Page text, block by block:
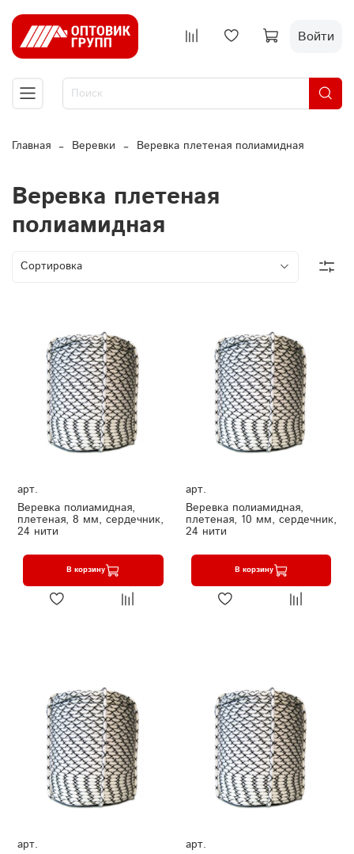
Войти
Главная Веревки Веревка плетеная полиамидная
Веревка плетеная
полиамидная
арт.
Веревка полиамидная,
плетеная, 8 мм, сердечник,
24 нити
В корзину
арт.
Веревка полиамидная,
плетеная, 10 мм, сердечник,
24 нити
В корзину
арт.
арт.